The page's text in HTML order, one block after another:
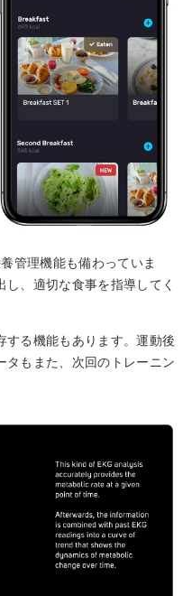
管理機能も備わっていま
、適切な食事を指導してく
する機能もあります。運動後
タもまた、次回のトレーニン